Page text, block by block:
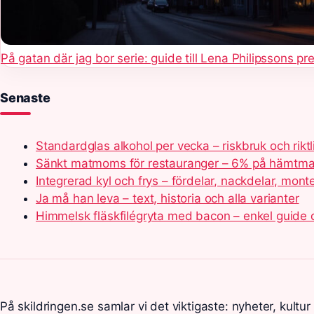
På gatan där jag bor serie: guide till Lena Philipssons
Senaste
Standardglas alkohol per vecka – riskbruk och
Sänkt matmoms för restauranger – 6% på
Integrerad kyl och frys – fördelar, nackdelar,
Ja må han leva – text, historia och alla varianter
Himmelsk fläskfilégryta med bacon – enkel guide
På skildringen.se samlar vi det viktigaste: nyheter,